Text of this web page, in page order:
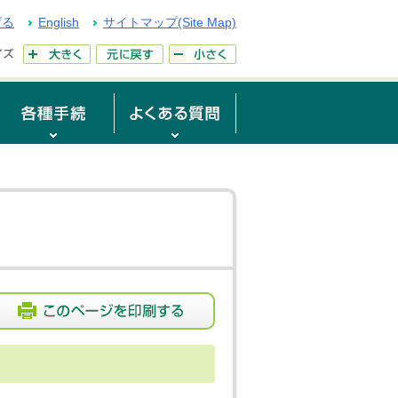
English サイトマップ(Site Map)